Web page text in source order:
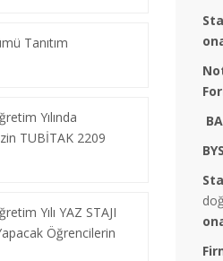
Tanıtım
Yılında
TUBİTAK 2209
Yılı YAZ STAJI
Öğrencilerin
Biz” Konulu Giysi
Türkiye Tasarım